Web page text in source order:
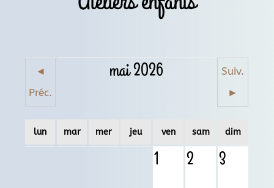
◄
Préc.
mai 2026
Suiv.
►
lun mar mer jeu ven sam dim
1 2 3